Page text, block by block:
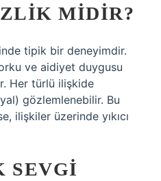
MIDIR?
tipik bir deneyimdir.
ve aidiyet duygusu
Her türlü ilişkide
gözlemlenebilir. Bu
ilişkiler üzerinde yıkıcı
SEVGI